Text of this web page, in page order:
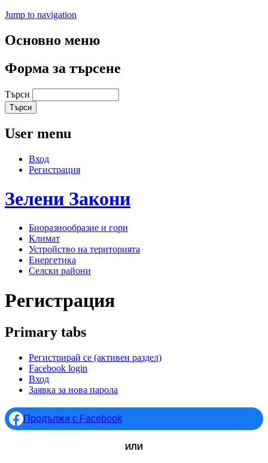
Jump to navigation
Основно меню
Форма за търсене
Търси
User menu
Вход
Регистрация
Зелени Закони
Биоразнообразие и гори
Климат
Устройство на територията
Енергетика
Селски райони
Регистрация
Primary tabs
Регистрирай се (активен раздел)
Facebook login
Вход
Заявка за нова парола
Продължи с Facebook
ИЛИ